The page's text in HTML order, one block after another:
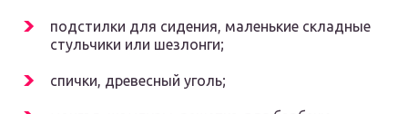
подстилки для сидения, маленькие складные
стульчики или шезлонги;
спички, древесный уголь;